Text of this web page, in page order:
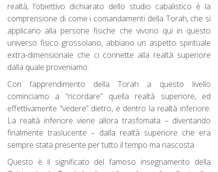
realtà, l’obiettivo dichiarato dello studio cabalistico è la
comprensione di come i comandamenti della Torah, che si
applicano alla persone fisiche che vivono qui in questo
universo fisico grossolano, abbiano un aspetto spirituale
extra-dimensionale che ci connette alla realtà superiore
dalla quale proveniamo.
Con l’apprendimento della Torah a questo livello
cominciamo a “ricordare” quella realtà superiore, ed
effettivamente “vedere” dietro, e dentro la realtà inferiore.
La realtà inferiore viene allora trasfomata – diventando
finalmente traslucente – dalla realtà superiore che era
sempre stata presente per tutto il tempo ma nascosta.
Questo è il significato del famoso insegnamento della